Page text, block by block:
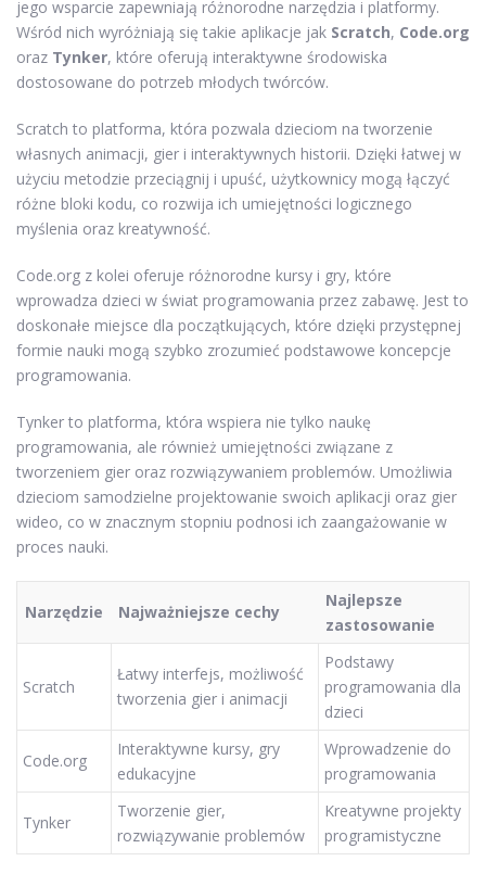
jego wsparcie zapewniają różnorodne narzędzia i platformy.
Wśród nich wyróżniają się takie aplikacje jak Scratch, Code.org
oraz Tynker, które oferują interaktywne środowiska
dostosowane do potrzeb młodych twórców.
Scratch to platforma, która pozwala dzieciom na tworzenie
własnych animacji, gier i interaktywnych historii. Dzięki łatwej w
użyciu metodzie przeciągnij i upuść, użytkownicy mogą łączyć
różne bloki kodu, co rozwija ich umiejętności logicznego
myślenia oraz kreatywność.
Code.org z kolei oferuje różnorodne kursy i gry, które
wprowadza dzieci w świat programowania przez zabawę. Jest to
doskonałe miejsce dla początkujących, które dzięki przystępnej
formie nauki mogą szybko zrozumieć podstawowe koncepcje
programowania.
Tynker to platforma, która wspiera nie tylko naukę
programowania, ale również umiejętności związane z
tworzeniem gier oraz rozwiązywaniem problemów. Umożliwia
dzieciom samodzielne projektowanie swoich aplikacji oraz gier
wideo, co w znacznym stopniu podnosi ich zaangażowanie w
proces nauki.
Narzędzie Najważniejsze cechy
Najlepsze
zastosowanie
Scratch
Łatwy interfejs, możliwość
tworzenia gier i animacji
Podstawy
programowania dla
dzieci
Code.org
Interaktywne kursy, gry
edukacyjne
Wprowadzenie do
programowania
Tynker
Tworzenie gier,
rozwiązywanie problemów
Kreatywne projekty
programistyczne